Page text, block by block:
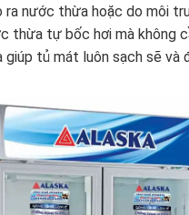
ra nước thừa hoặc do môi
thừa tự bốc hơi mà không
tủ mát luôn sạch sẽ